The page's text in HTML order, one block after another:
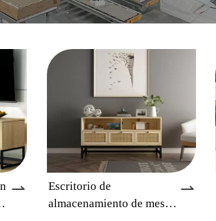
⇀
Escritorio de
almacenamiento de mesa
⇀